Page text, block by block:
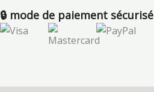
🔒 mode de paiement sécurisé